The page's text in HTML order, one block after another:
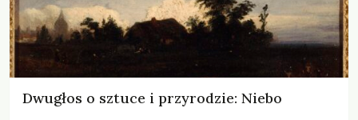
Dwugłos o sztuce i przyrodzie: Niebo